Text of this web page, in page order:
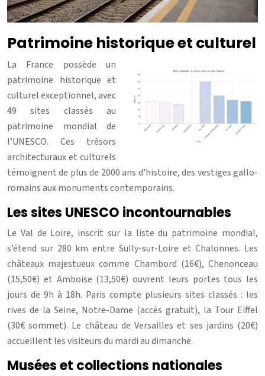
Patrimoine historique et culturel
La France possède un
patrimoine historique et
culturel exceptionnel, avec
49 sites classés au
patrimoine mondial de
l’UNESCO. Ces trésors
architecturaux et culturels
témoignent de plus de 2000 ans d’histoire, des vestiges gallo-
romains aux monuments contemporains.
Les sites UNESCO incontournables
Le Val de Loire, inscrit sur la liste du patrimoine mondial,
s’étend sur 280 km entre Sully-sur-Loire et Chalonnes. Les
châteaux majestueux comme Chambord (16€), Chenonceau
(15,50€) et Amboise (13,50€) ouvrent leurs portes tous les
jours de 9h à 18h. Paris compte plusieurs sites classés : les
rives de la Seine, Notre-Dame (accès gratuit), la Tour Eiffel
(30€ sommet). Le château de Versailles et ses jardins (20€)
accueillent les visiteurs du mardi au dimanche.
Musées et collections nationales